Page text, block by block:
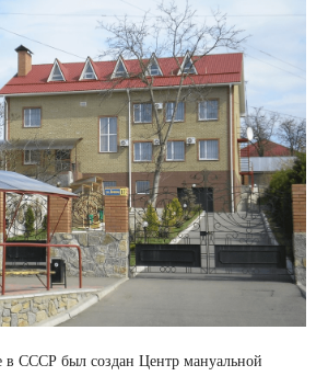
в СССР был создан Центр мануальной